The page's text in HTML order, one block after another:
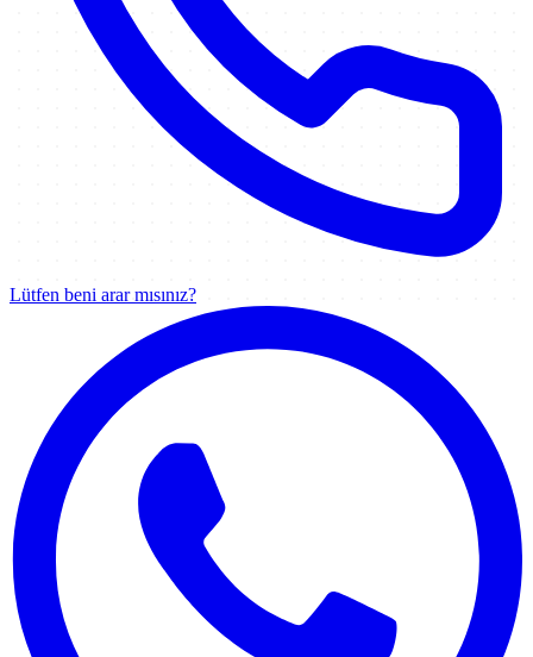
Lütfen beni arar mısınız?